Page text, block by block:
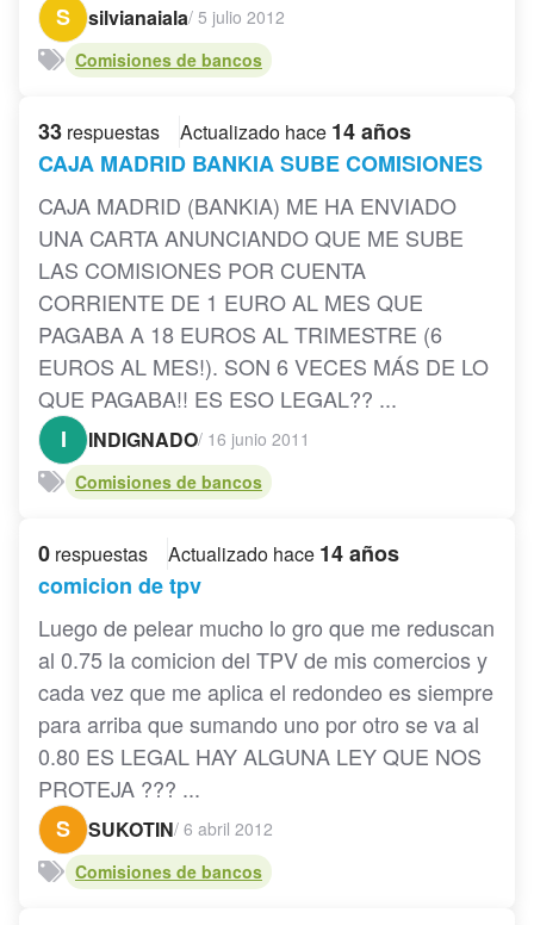
S
silvianaiala/ 5 julio 2012
Comisiones de bancos
33 respuestas Actualizado hace 14 años
CAJA MADRID BANKIA SUBE COMISIONES
CAJA MADRID (BANKIA) ME HA ENVIADO
UNA CARTA ANUNCIANDO QUE ME SUBE
LAS COMISIONES POR CUENTA
CORRIENTE DE 1 EURO AL MES QUE
PAGABA A 18 EUROS AL TRIMESTRE (6
EUROS AL MES!). SON 6 VECES MÁS DE LO
QUE PAGABA!! ES ESO LEGAL?? ...
I
INDIGNADO/ 16 junio 2011
Comisiones de bancos
0 respuestas Actualizado hace 14 años
comicion de tpv
Luego de pelear mucho lo gro que me reduscan
al 0.75 la comicion del TPV de mis comercios y
cada vez que me aplica el redondeo es siempre
para arriba que sumando uno por otro se va al
0.80 ES LEGAL HAY ALGUNA LEY QUE NOS
PROTEJA ??? ...
S
SUKOTIN/ 6 abril 2012
Comisiones de bancos